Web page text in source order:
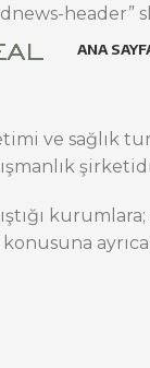
ANA
ve sağlık
konusuna